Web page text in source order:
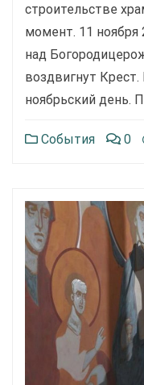
строительстве
момент. 11 ноября
над
воздвигнут
ноябрьский день.
События 0